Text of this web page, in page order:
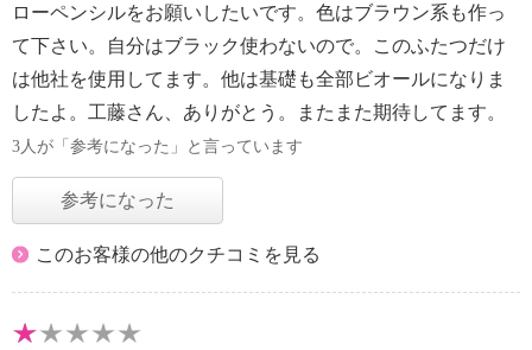
ローペンシルをお願いしたいです。色はブラウン系も作っ
て下さい。自分はブラック使わないので。このふたつだけ
は他社を使用してます。他は基礎も全部ビオールになりま
したよ。工藤さん、ありがとう。またまた期待してます。
3人が「参考になった」と言っています
参考になった
このお客様の他のクチコミを見る